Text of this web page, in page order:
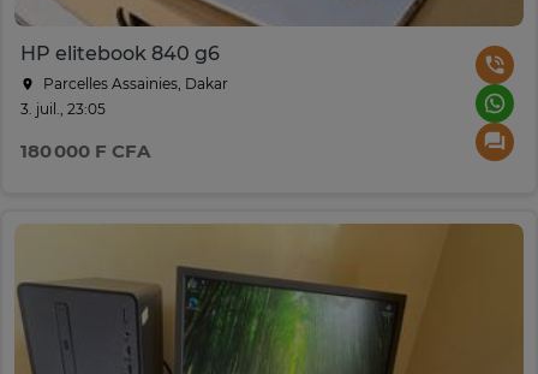
HP elitebook 840 g6
Parcelles Assainies, Dakar
3. juil., 23:05
180 000 F CFA